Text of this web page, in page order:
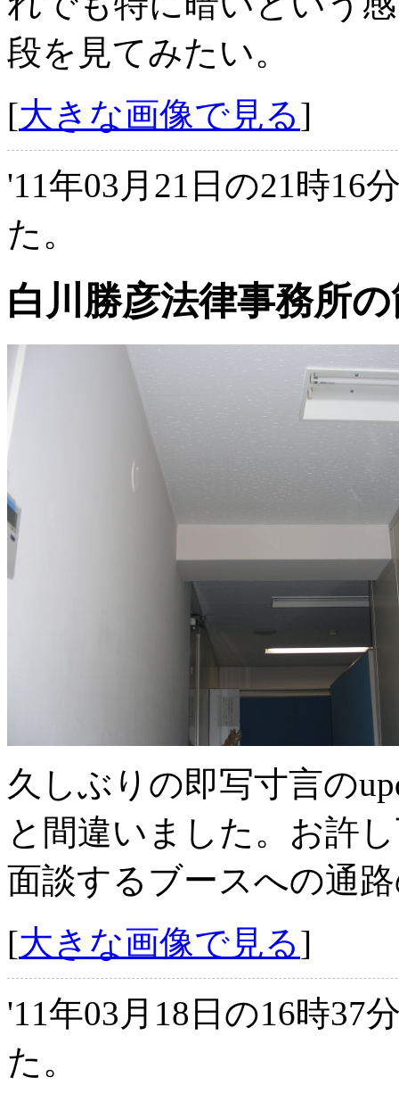
段を見てみたい。
[大きな画像で見る]
'11年03月21日の21時16
た。
白川勝彦法律事務所
久しぶりの即写寸言の
と間違いました。お許
面談するブースへの通
[大きな画像で見る]
'11年03月18日の16時37
た。